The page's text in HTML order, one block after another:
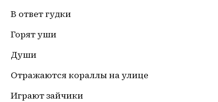
В ответ гудки
Горят уши
Души
Отражаются кораллы на улице
Играют зайчики